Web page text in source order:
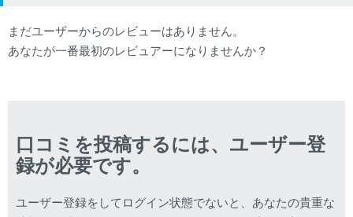
まだユーザーからのレビューはありません。
あなたが一番最初のレビュアーになりませんか？
口コミを投稿するには、ユーザー登
録が必要です。
ユーザー登録をしてログイン状態でないと、あなたの貴重な